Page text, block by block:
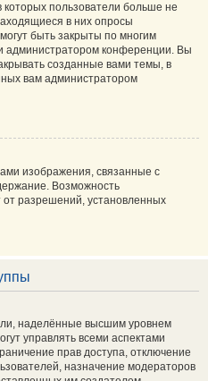
пользователи больше не
в них опросы
быть закрыты по многим
конференции. Вы
созданные вами темы, в
вам администратором
изображения, связанные с
Возможность
от разрешений, установленных
наделённые высшим уровнем
управлять всеми аспектами
прав доступа, отключение
назначение модераторов